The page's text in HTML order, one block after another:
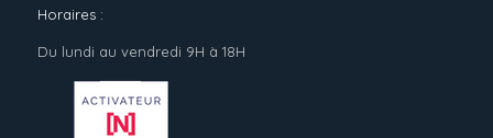
Horaires :
Du lundi au vendredi 9H à 18H